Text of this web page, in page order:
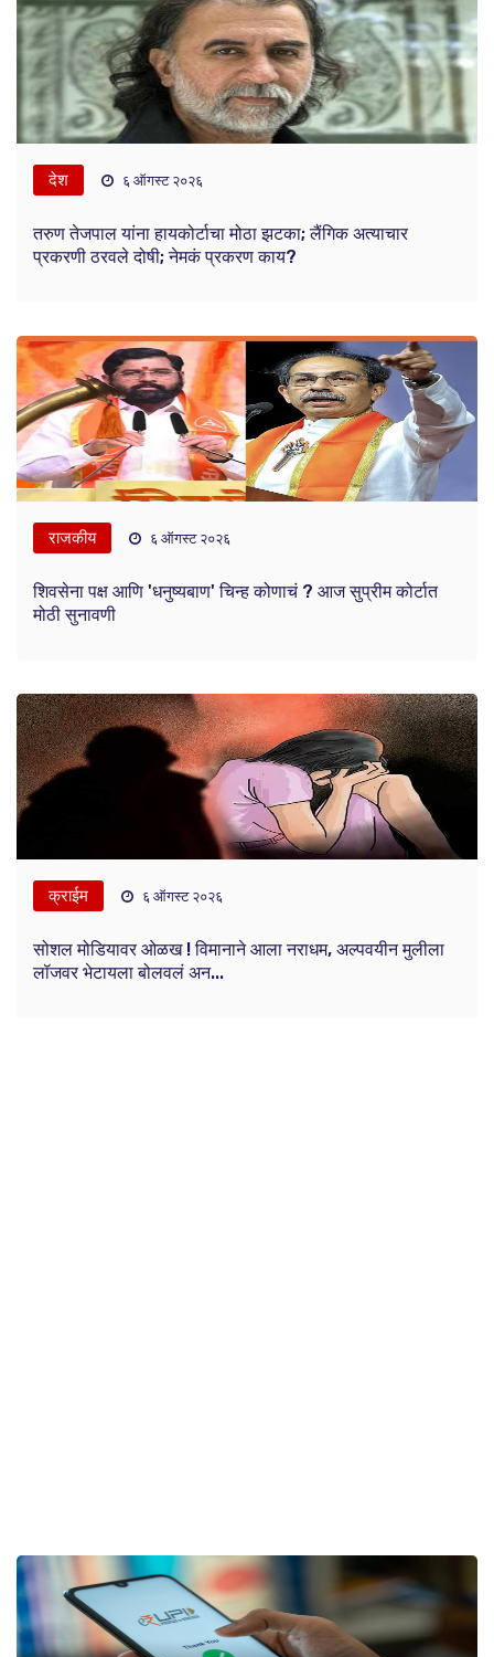
देश ६ ऑगस्ट २०२६
तरुण तेजपाल यांना हायकोर्टाचा मोठा झटका; लैंगिक अत्याचार
प्रकरणी ठरवले दोषी; नेमकं प्रकरण काय?
राजकीय ६ ऑगस्ट २०२६
शिवसेना पक्ष आणि 'धनुष्यबाण' चिन्ह कोणाचं ? आज सुप्रीम कोर्टात
मोठी सुनावणी
क्राईम ६ ऑगस्ट २०२६
सोशल मोडियावर ओळख ! विमानाने आला नराधम, अल्पवयीन मुलीला
लॉजवर भेटायला बोलवलं अन...